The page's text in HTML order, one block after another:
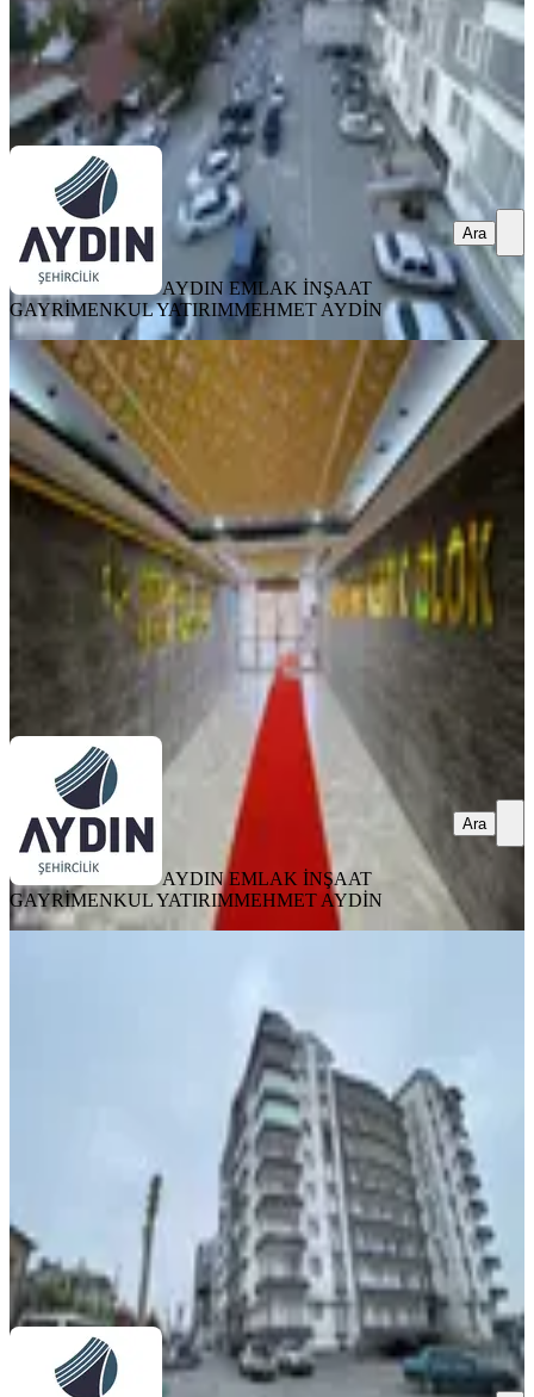
AYDIN EMLAK İNŞAAT GAYRİMENKUL
YATIRIM
MEHMET AYDİN
Ara
AYDIN EMLAK İNŞAAT
GAYRİMENKUL YATIRIMMEHMET AYDİN
Ara
SİTE İÇİ
Aydın Satıyordan Hastaneye Yakın
Lüx Geniş 165m2 2+1 Daire
Çumra, Meydan Mahallesi
2+1· Yüksek giriş·10.04.2026
3.500.000 ₺Geri Dönüş: 15 yıl
AYDIN EMLAK İNŞAAT GAYRİMENKUL
MEHMET AYDİN
AYDIN EMLAK İNŞAAT
GAYRİMENKUL YATIRIMMEHMET AYDİN
Ara
Çumra, Meydan Mahallesi
220 m²·4. Kat ·10.04.2026
4.750.000 ₺
AYDIN EMLAK İNŞAAT GAYRİMENKUL
YATIRIM
MEHMET AYDİN
Ara